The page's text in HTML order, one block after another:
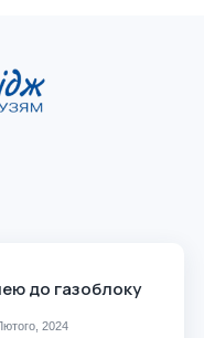
до газоблоку
2024